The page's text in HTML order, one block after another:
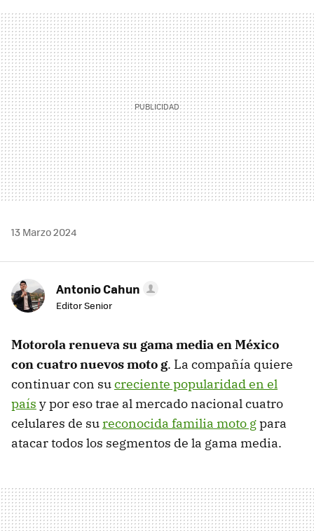
MAIL
13 Marzo 2024
Antonio Cahun
Editor Senior
Motorola renueva su gama media en México
con cuatro nuevos moto g. La compañía quiere
continuar con sucreciente popularidad en el
país y por eso trae al mercado nacional cuatro
celulares de sureconocida familia moto gpara
atacar todos los segmentos de la gama media.